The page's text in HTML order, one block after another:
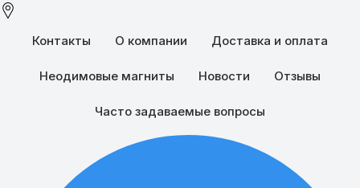
Контакты О компании Доставка и оплата
Неодимовые магниты Новости Отзывы
Часто задаваемые вопросы